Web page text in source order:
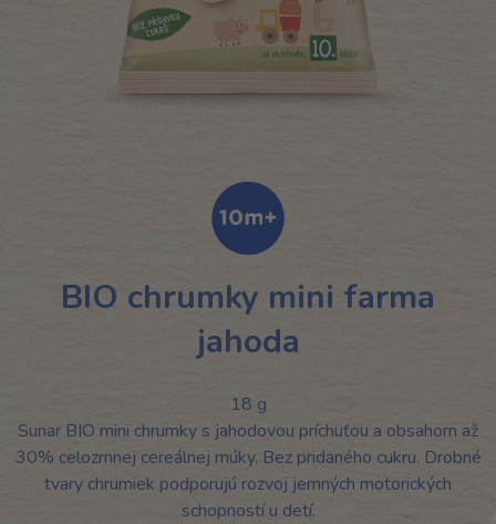
BIO chrumky mini farma
jahoda
18 g
Sunar BIO mini chrumky s jahodovou príchuťou a obsahom až
30% celozrnnej cereálnej múky. Bez pridaného cukru. Drobné
tvary chrumiek podporujú rozvoj jemných motorických
schopností u detí.